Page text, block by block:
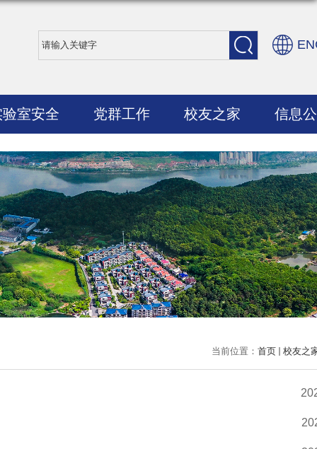
室安全 党群工作 校友之家 信息
当前位置： 首页 校友之